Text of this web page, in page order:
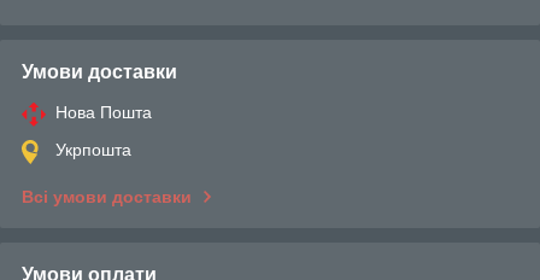
Умови доставки
Нова Пошта
Укрпошта
Всі умови доставки
Умови оплати